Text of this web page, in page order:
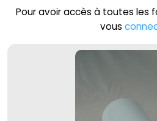
Pour avoir accès à toutes les
vous